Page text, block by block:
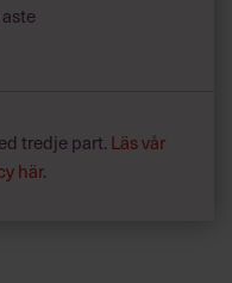
tredje part. Läs vår
här.